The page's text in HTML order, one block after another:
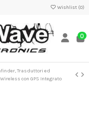
Wishlist (0)
0
Trasduttori ed
con GPS Integrato